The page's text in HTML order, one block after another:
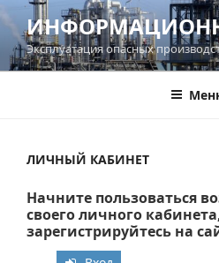
Перейти
содержимому
Эксплуатация опасных
ЛИЧНЫЙ КАБИНЕТ
Начните пользоваться
своего личного
зарегистрируйтесь на